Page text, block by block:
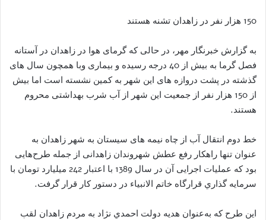
150 هزار نفر در زاهدان تشنه هستند
به گزارش خبرنگار مهر، در حالی که گرمای هوا در زاهدان در آستانه
فصل گرما به بیش از 40 درجه رسیده و بیماری وبا همچون سال های
گذشته در پشت دروازه های این شهر به کمین نشسته است اما بیش
از 150 هزار نفر از جمعیت این شهر از آب شرب بهداشتی محروم
هستند.
خط دوم انتقال آب از چاه نیمه های سیستان به شهر زاهدان به
عنوان تنها راهکار رفع عطش شهروندان زاهدانی از جمله طرح‌هایی
بود که عملیات اجرایی آن در سال 1389 با اعتبار 242 ميليارد تومان با
سرمايه گذاري قرارگاه خاتم الانبیاء در دستور کار قرار گرفت.
این طرح که به‌عنوان هديه دولت احمدي نژاد به مردم زاهدان لقب